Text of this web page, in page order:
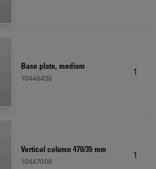
Base plate, medium
10446436
1
Vertical column 470/35 mm
10447008
1